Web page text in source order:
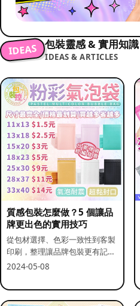
IDEAS 包裝靈感 & 實用知識
IDEAS & ARTICLES
質感包裝怎麼做？5 個讓品
牌更出色的實用技巧
從包材選擇、色彩一致性到客製
印刷，整理讓品牌包裝更有記憶
點的實用做法。
2024-05-08